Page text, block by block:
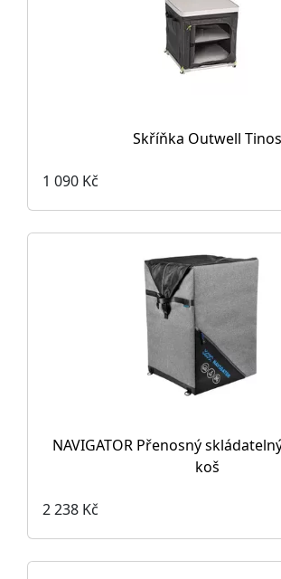
Skříňka Outwell Tinos
1 090 Kč
NAVIGATOR Přenosný
koš
2 238 Kč